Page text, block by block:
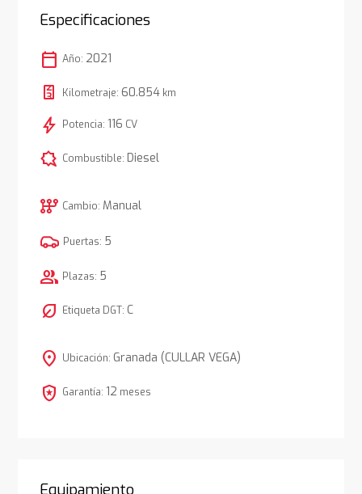
Especificaciones
calendar_today Año: 2021
Kilometraje: 60.854km
bolt Potencia: 116 CV
comic_bubble Combustible: Diesel
auto_transmission Cambio: Manual
Puertas: 5
group Plazas: 5
nest_eco_leaf Etiqueta DGT: C
location_on Ubicación: Granada (CULLAR VEGA)
local_police Garantía: 12 meses
Equipamiento